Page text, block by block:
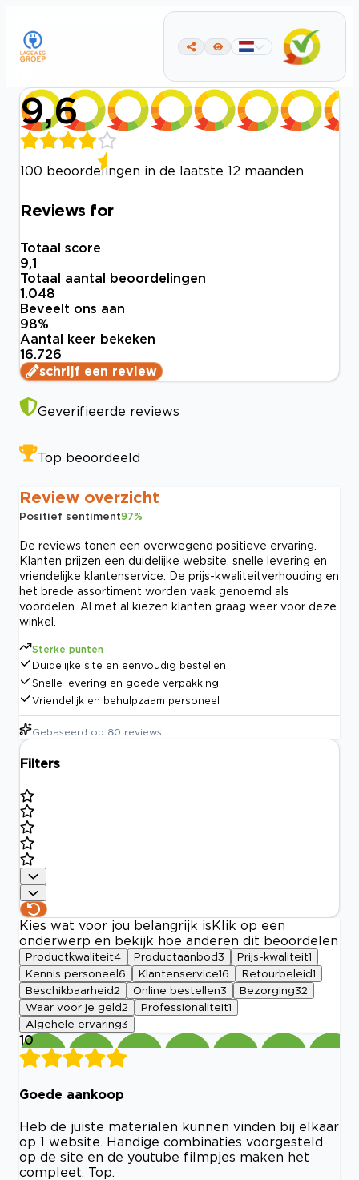
9,6
100 beoordelingen in de laatste 12 maanden
Reviews for
Totaal score
9,1
Totaal aantal beoordelingen
1.048
Beveelt ons aan
98%
Aantal keer bekeken
16.726
schrijf een review
Geverifieerde reviews
Top beoordeeld
Review overzicht
Positief sentiment97%
De reviews tonen een overwegend positieve ervaring.
Klanten prijzen een duidelijke website, snelle levering en
vriendelijke klantenservice. De prijs-kwaliteitverhouding en
het brede assortiment worden vaak genoemd als
voordelen. Al met al kiezen klanten graag weer voor deze
winkel.
Sterke punten
Duidelijke site en eenvoudig bestellen
Snelle levering en goede verpakking
Vriendelijk en behulpzaam personeel
Gebaseerd op 80 reviews
Filters
Kies wat voor jou belangrijk is Klik op een
onderwerp en bekijk hoe anderen dit beoordelen
Productkwaliteit4 Productaanbod3 Prijs-kwaliteit1
Kennis personeel 6 Klantenservice16 Retourbeleid1
Beschikbaarheid2 Online bestellen3 Bezorging32
Waar voor je geld2 Professionaliteit1
Algehele ervaring3
10
Goede aankoop
Heb de juiste materialen kunnen vinden bij elkaar
op 1 website. Handige combinaties voorgesteld
op de site en de youtube filmpjes maken het
compleet. Top.